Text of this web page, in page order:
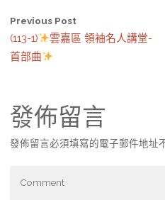
Previous Post
(113-1)
雲嘉區 領袖名人講堂-
首部曲
發佈留言
發佈留言必須填寫的電子郵件地址